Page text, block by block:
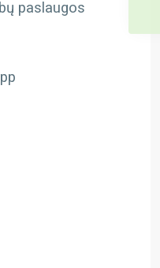
paslaugos